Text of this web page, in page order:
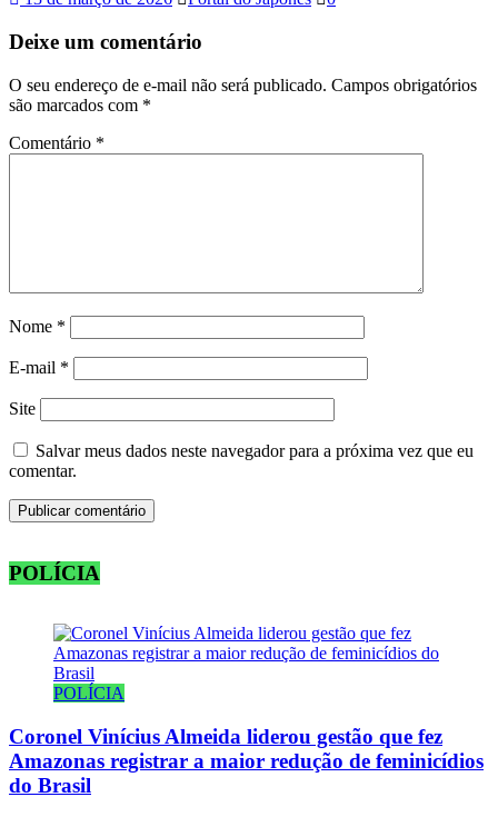
Deixe um comentário
O seu endereço de e-mail não será publicado. Campos obrigatórios
são marcados com *
Comentário *
Nome *
E-mail *
Site
Salvar meus dados neste navegador para a próxima vez que eu
comentar.
POLÍCIA
POLÍCIA
Coronel Vinícius Almeida liderou gestão que fez
Amazonas registrar a maior redução de feminicídios
do Brasil